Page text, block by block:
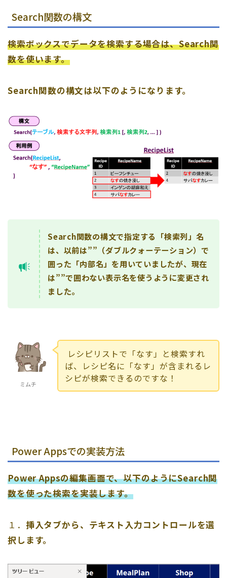
Search関数の構文
検索ボックスでデータを検索する場合は、Search関
数を使います。
Search関数の構文は以下のようになります。
Search関数の構文で指定する「検索列」名
は、以前は””（ダブルクォーテーション）で
囲った「内部名」を用いていましたが、現在
は””で囲わない表示名を使うように変更され
ました。
ミムチ
レシピリストで「なす」と検索すれ
ば、レシピ名に「なす」が含まれるレ
シピが検索できるのですな！
Power Appsでの実装方法
Power Appsの編集画面で、以下のようにSearch関
数を使った検索を実装します。
１． 挿入タブから、テキスト入力コントロールを選
択します。